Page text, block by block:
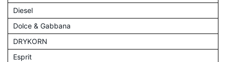
Diesel
Dolce & Gabbana
DRYKORN
Esprit